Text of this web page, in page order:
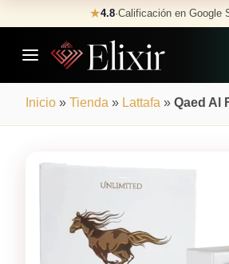
to
content
★4.8·Calificación en Google
Inicio » Tienda » Lattafa » Qaed Al